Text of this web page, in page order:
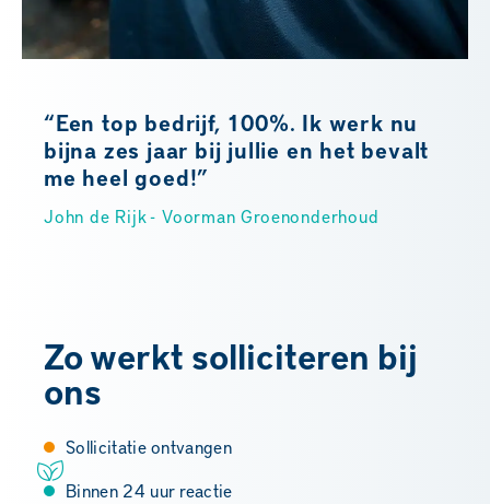
“Een top bedrijf, 100%. Ik werk nu
bijna zes jaar bij jullie en het bevalt
me heel goed!”
John de Rijk - Voorman Groenonderhoud
Zo werkt solliciteren bij
ons
Sollicitatie ontvangen
Binnen 24 uur reactie